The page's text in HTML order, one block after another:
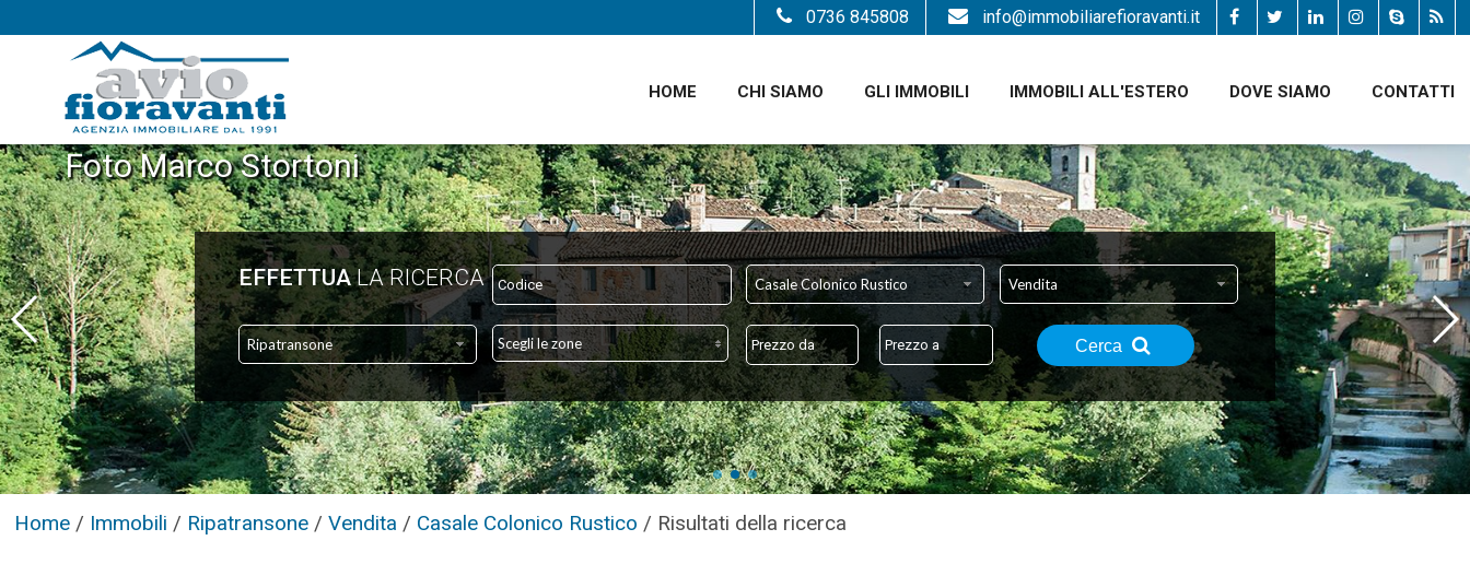
HOME CHI SIAMO GLI IMMOBILI IMMOBILI ALL'ESTERO DOVE SIAMO CONTATTI
info@immobiliarefioravanti.it
0736 845808
Foto Marco Stortoni
EFFETTUALA RICERCA Casale Colonico Rustico Vendita
Ripatransone Scegli le zone Cerca
Home / Immobili / Ripatransone /Vendita / Casale Colonico Rustico / Risultati della ricerca